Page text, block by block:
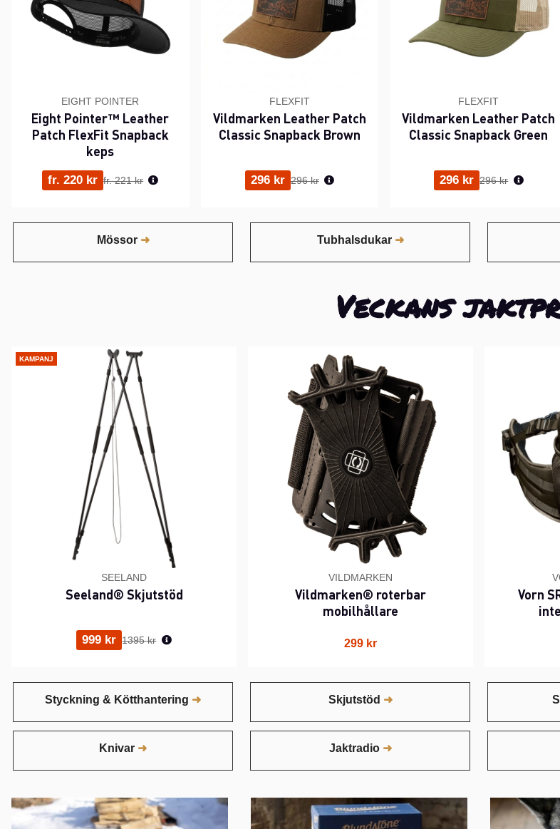
EIGHT POINTER
Eight Pointer™ Leather
Patch FlexFit Snapback
keps
fr. 220 kr Ordinarie pris:
fr. 221 kr
FLEXFIT
Vildmarken Leather Patch
Classic Snapback Brown
296 kr Ordinarie pris:
296 kr
FLEXFIT
Vildmarken Leather Patch
Classic Snapback Green
296 kr Ordinarie pris:
296 kr
Mössor Tubhalsdukar
Veckans
KAMPANJ
SEELAND
Seeland® Skjutstöd
999 kr Ordinarie pris:
1395 kr
VILDMARKEN
Vildmarken® roterbar
mobilhållare
299 kr
Vorn
Styckning & Kötthantering Skjutstöd
Knivar Jaktradio